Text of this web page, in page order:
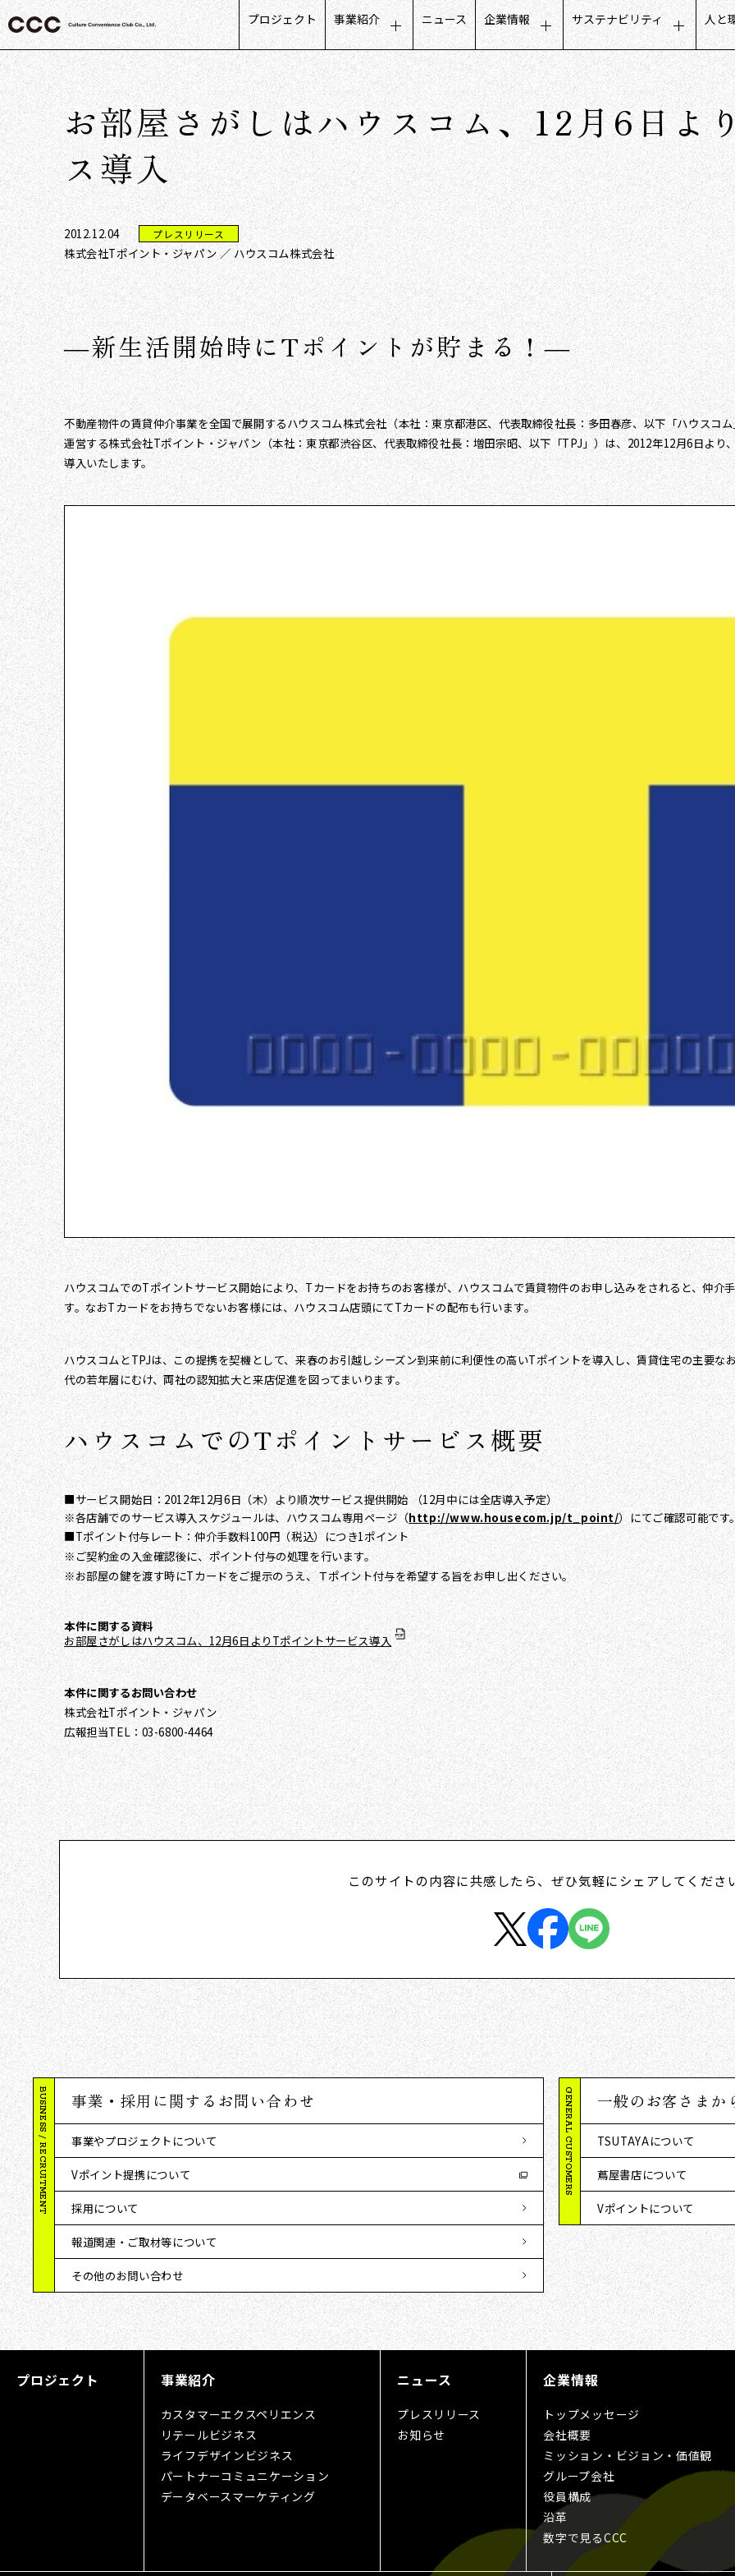
プロジェクト 事業紹介
カスタマーエクスペリエンス
リテールビジネス
ライフデザインビジネス
パートナーコミュニケーション
データベースマーケティング
ニュース 企業情報
トップメッセージ
会社概要
ミッション・ビジョン・価値観
グループ会社
役員構成
沿革
数字で見るCCC
サステナビリティ
サステナビリティに関するメ
公平でインクルーシブな取り
地域社会との取り組み
ガバナンスについて
人と
募
人
働
社
お部屋さがしはハウスコム、12月6日よ
ス導入
2012.12.04 プレスリリース
株式会社Tポイント・ジャパン ／ ハウスコム株式会社
―新生活開始時にTポイントが貯まる！―
不動産物件の賃貸仲介事業を全国で展開するハウスコム株式会社（本社：東京都港区、代表取締役社長：多田春彦、以下「ハウスコ
運営する株式会社Tポイント・ジャパン（本社：東京都渋谷区、代表取締役社長：増田宗昭、以下「TPJ」）は、2012年12月6日よ
導入いたします。
ハウスコムでのTポイントサービス開始により、Tカードをお持ちのお客様が、ハウスコムで賃貸物件のお申し込みをされると、仲
す。なおTカードをお持ちでないお客様には、ハウスコム店頭にてTカードの配布も行います。
ハウスコムとTPJは、この提携を契機として、来春のお引越しシーズン到来前に利便性の高いTポイントを導入し、賃貸住宅の主要
代の若年層にむけ、両社の認知拡大と来店促進を図ってまいります。
ハウスコムでのTポイントサービス概要
■サービス開始日：2012年12月6日（木）より順次サービス提供開始 （12月中には全店導入予定）
※各店舗でのサービス導入スケジュールは、ハウスコム専用ページ（http://www.housecom.jp/t_point/）にてご確認可能です
■Tポイント付与レート：仲介手数料100円（税込）につき1ポイント
※ご契約金の入金確認後に、ポイント付与の処理を行います。
※お部屋の鍵を渡す時にTカードをご提示のうえ、Ｔポイント付与を希望する旨をお申し出ください。
本件に関する資料
お部屋さがしはハウスコム、12月6日よりTポイントサービス導入
本件に関するお問い合わせ
株式会社Tポイント・ジャパン
広報担当TEL：03-6800-4464
このサイトの内容に共感したら、 ぜひ気軽にシェアしてくださ
BUSINESS / RECRUITMENT 事業・採用に関するお問い合わせ
事業やプロジェクトについて
Vポイント提携について
採用について
報道関連・ご取材等について
その他のお問い合わせ
GENERAL CUSTOMERS 一般のお客さまか
TSUTAYAについて
蔦屋書店について
Vポイントについて
プロジェクト 事業紹介
カスタマーエクスペリエンス
リテールビジネス
ライフデザインビジネス
パートナーコミュニケーション
データベースマーケティング
ニュース
プレスリリース
お知らせ
企業情報
トップメッセージ
会社概要
ミッション・ビジョン・価値観
グループ会社
役員構成
沿革
数字で見るCCC